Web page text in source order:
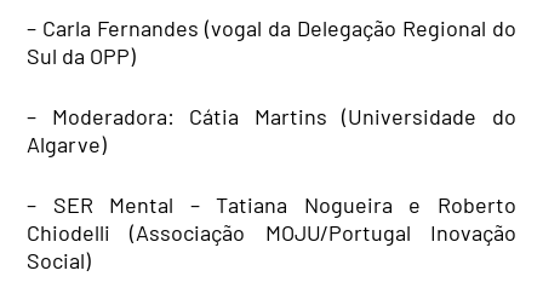
– Carla Fernandes (vogal da Delegação Regional do
Sul da OPP)
– Moderadora: Cátia Martins (Universidade do
Algarve)
– SER Mental – Tatiana Nogueira e Roberto
Chiodelli (Associação MOJU/Portugal Inovação
Social)